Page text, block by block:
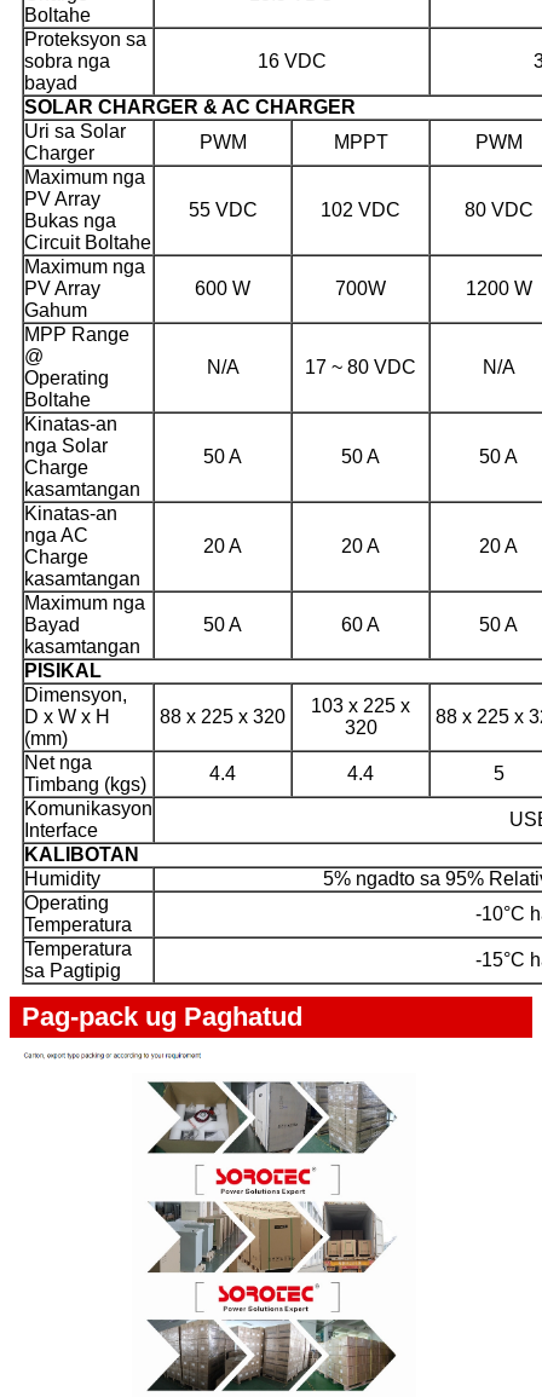
Boltahe
Proteksyon sa
sobra nga
bayad
16 VDC
SOLAR CHARGER & AC CHARGER
Uri sa Solar
Charger
PWM MPPT
PWM
Maximum nga
PV Array
Bukas nga
Circuit Boltahe
55 VDC 102 VDC 80 VDC
Maximum nga
PV Array
Gahum
600 W 700W 1200 W
MPP Range
@
Operating
Boltahe
N/A 17 ~ 80 VDC N/A
Kinatas-an
nga Solar
Charge
kasamtangan
50 A 50 A 50 A
Kinatas-an
nga AC
Charge
kasamtangan
20 A 20 A 20 A
Maximum nga
Bayad
kasamtangan
50 A 60 A 50 A
PISIKAL
Dimensyon,
D x W x H
(mm)
88 x 225 x 320
103 x 225 x
320
88 x 225 x
Net nga
Timbang (kgs)
4.4 4.4
5
Komunikasyon
Interface
KALIBOTAN
Humidity
5% ngadto sa 95%
Operating
Temperatura
-10°C
Temperatura
sa Pagtipig
-15°C
Pag-pack ug Paghatud